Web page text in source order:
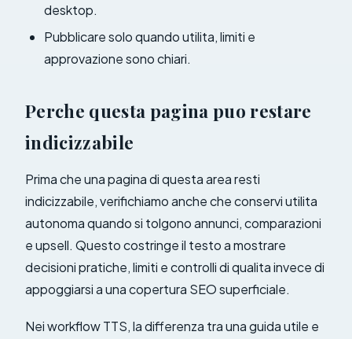
desktop.
Pubblicare solo quando utilita, limiti e
approvazione sono chiari.
Perche questa pagina puo restare
indicizzabile
Prima che una pagina di questa area resti
indicizzabile, verifichiamo anche che conservi utilita
autonoma quando si tolgono annunci, comparazioni
e upsell. Questo costringe il testo a mostrare
decisioni pratiche, limiti e controlli di qualita invece di
appoggiarsi a una copertura SEO superficiale.
Nei workflow TTS, la differenza tra una guida utile e